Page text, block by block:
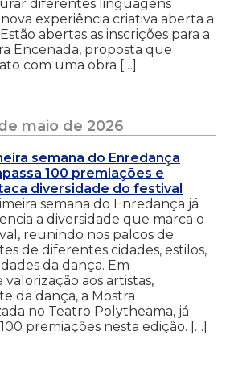
diferentes linguagens
experiência criativa aberta a
abertas as inscrições para a
Encenada, proposta que
com uma obra […]
maio de 2026
semana do Enredança
100 premiações e
diversidade do festival
semana do Enredança já
a diversidade que marca o
reunindo nos palcos de
de diferentes cidades, estilos,
da dança. Em
aos artistas,
da dança, a Mostra
no Teatro Polytheama, já
premiações nesta edição. […]